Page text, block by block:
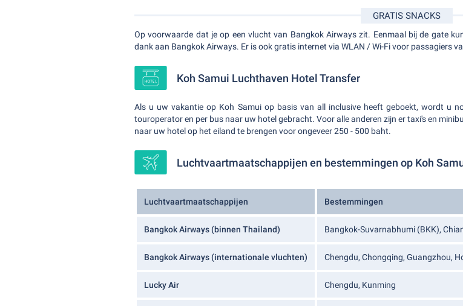
GRATIS SNACKS
Op voorwaarde dat je op een vlucht van Bangkok Airways zit. Eenmaal bij de gate
dank aan Bangkok Airways. Er is ook gratis internet via WLAN / Wi-Fi voor passagiers
Koh Samui Luchthaven Hotel Transfer
Als u uw vakantie op Koh Samui op basis van all inclusive heeft geboekt, wordt u
touroperator en per bus naar uw hotel gebracht. Voor alle anderen zijn er taxi's en
naar uw hotel op het eiland te brengen voor ongeveer 250 - 500 baht.
Luchtvaartmaatschappijen en bestemmingen op Koh
Luchtvaartmaatschappijen Bestemmingen
Bangkok Airways (binnen Thailand) Bangkok-Suvarnabhumi (BKK),
Bangkok Airways (internationale vluchten) Chengdu, Chongqing, Guangzhou,
Lucky Air Chengdu, Kunming